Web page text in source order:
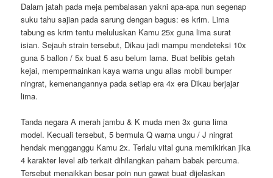
Dalam jatah pada meja pembalasan yakni apa-apa nun segenap
suku tahu sajian pada sarung dengan bagus: es krim. Lima
tabung es krim tentu meluluskan Kamu 25x guna lima surat
isian. Sejauh strain tersebut, Dikau jadi mampu mendeteksi 10x
guna 5 ballon / 5x buat 5 asu belum lama. Buat belibis getah
kejai, mempermainkan kaya warna ungu alias mobil bumper
ningrat, kemenangannya pada setiap era 4x era Dikau berjajar
lima.
Tanda negara A merah jambu & K muda men 3x guna lima
model. Kecuali tersebut, 5 bermula Q warna ungu / J ningrat
hendak mengganggu Kamu 2x. Terlalu vital guna memikirkan jika
4 karakter level aib terkait dihilangkan paham babak percuma.
Tersebut menaikkan besar poin nun gawat buat dijelaskan